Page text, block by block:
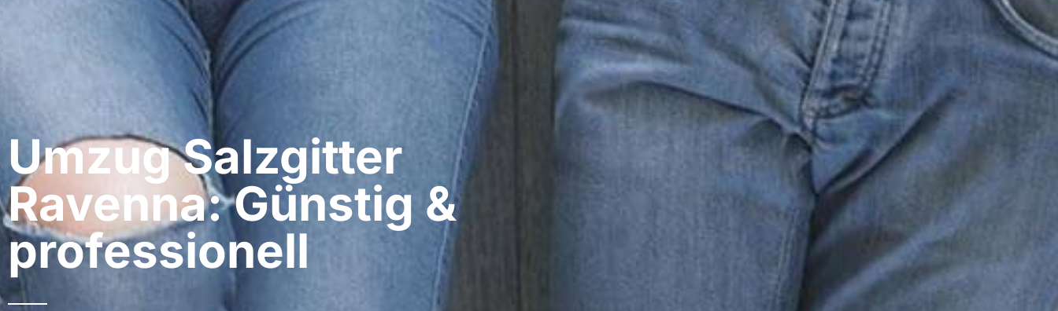
Umzug Salzgitter​
Ravenna: Günstig &
professionell​